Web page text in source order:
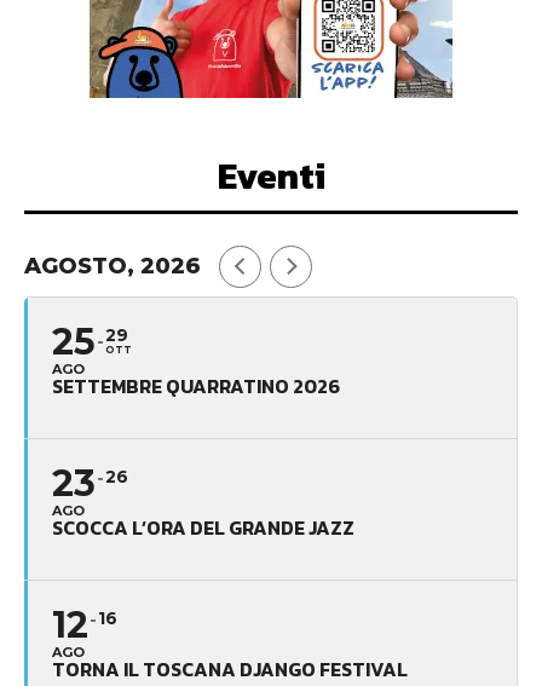
Eventi
AGOSTO, 2026
25
AGO
29
OTT
SETTEMBRE QUARRATINO 2026
23
AGO
26
SCOCCA L’ORA DEL GRANDE JAZZ
12
AGO
16
TORNA IL TOSCANA DJANGO FESTIVAL